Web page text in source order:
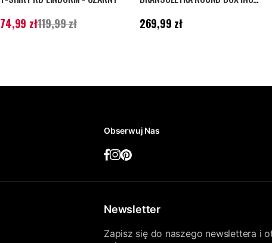
Aktualna cena:74,99 zł
cena
74,99 zł119,99 zł
Cena: 269,99 zł
269,99 zł
Obserwuj Nas
Newsletter
Zapisz się do naszego newslettera i